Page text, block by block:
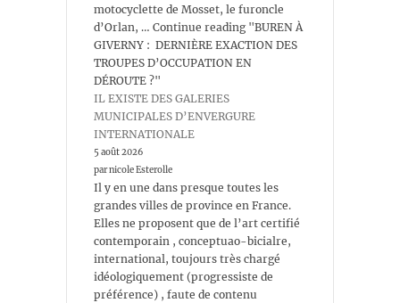
motocyclette de Mosset, le furoncle
d’Orlan, … Continue reading "BUREN À
GIVERNY : DERNIÈRE EXACTION DES
TROUPES D’OCCUPATION EN
DÉROUTE ?"
IL EXISTE DES GALERIES
MUNICIPALES D’ENVERGURE
INTERNATIONALE
5 août 2026
par nicole Esterolle
Il y en une dans presque toutes les
grandes villes de province en France.
Elles ne proposent que de l’art certifié
contemporain , conceptuao-bicialre,
international, toujours très chargé
idéologiquement (progressiste de
préférence) , faute de contenu